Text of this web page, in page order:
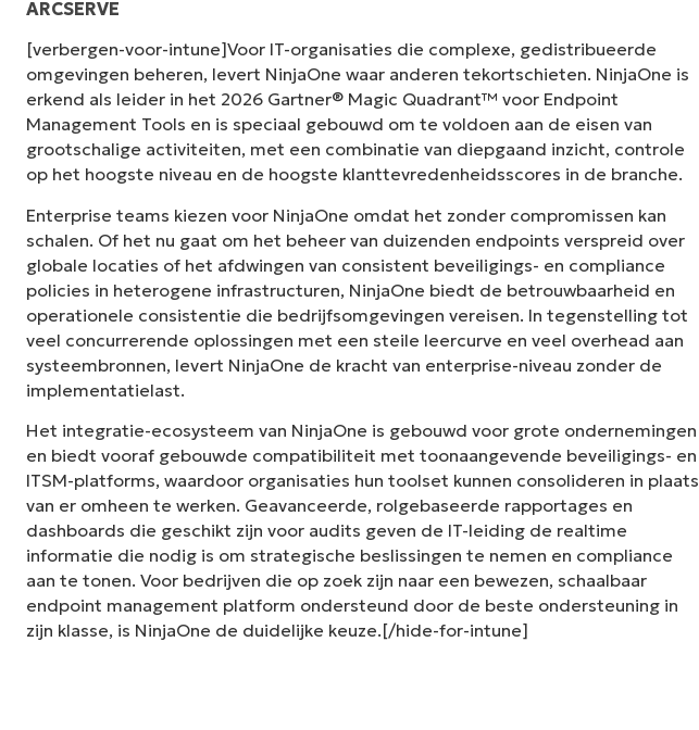
ARCSERVE
[verbergen-voor-intune]Voor IT-organisaties die complexe, gedistribueerde
omgevingen beheren, levert NinjaOne waar anderen tekortschieten. NinjaOne is
erkend als leider in het 2026 Gartner® Magic Quadrant™ voor Endpoint
Management Tools en is speciaal gebouwd om te voldoen aan de eisen van
grootschalige activiteiten, met een combinatie van diepgaand inzicht, controle
op het hoogste niveau en de hoogste klanttevredenheidsscores in de branche.
Enterprise teams kiezen voor NinjaOne omdat het zonder compromissen kan
schalen. Of het nu gaat om het beheer van duizenden endpoints verspreid over
globale locaties of het afdwingen van consistent beveiligings- en compliance
policies in heterogene infrastructuren, NinjaOne biedt de betrouwbaarheid en
operationele consistentie die bedrijfsomgevingen vereisen. In tegenstelling tot
veel concurrerende oplossingen met een steile leercurve en veel overhead aan
systeembronnen, levert NinjaOne de kracht van enterprise-niveau zonder de
implementatielast.
Het integratie-ecosysteem van NinjaOne is gebouwd voor grote ondernemingen
en biedt vooraf gebouwde compatibiliteit met toonaangevende beveiligings- en
ITSM-platforms, waardoor organisaties hun toolset kunnen consolideren in plaats
van er omheen te werken. Geavanceerde, rolgebaseerde rapportages en
dashboards die geschikt zijn voor audits geven de IT-leiding de realtime
informatie die nodig is om strategische beslissingen te nemen en compliance
aan te tonen. Voor bedrijven die op zoek zijn naar een bewezen, schaalbaar
endpoint management platform ondersteund door de beste ondersteuning in
zijn klasse, is NinjaOne de duidelijke keuze.[/hide-for-intune]
"Voorheen had ik 10-15 verschillende tools nodig om uit te voeren wat
NinjaOne doet in zijn gecentraliseerde, enkele dashboard. NinjaOne maakt
het leven zo veel gemakkelijker."
Ernie Turner
Director of IT bij
Vetcor